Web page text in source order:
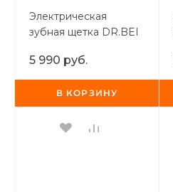
Электрическая
зубная щетка DR.BEI
Toothbrush S7 White
5 990 руб.
В КОРЗИНУ